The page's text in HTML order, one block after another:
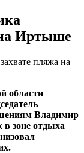
Иртыше
пляжа на
области
Владимир
зоне отдыха